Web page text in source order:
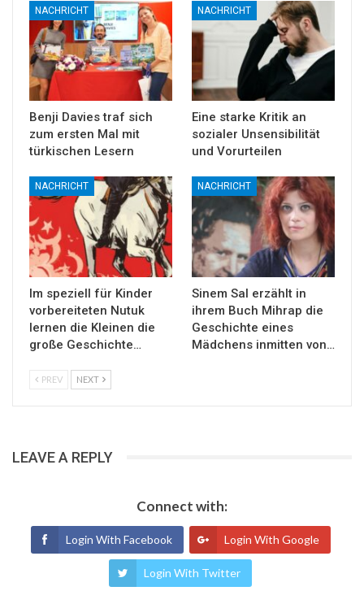
NACHRICHT
Benji Davies traf sich
zum ersten Mal mit
türkischen Lesern
NACHRICHT
Eine starke Kritik an
sozialer Unsensibilität
und Vorurteilen
NACHRICHT
Im speziell für Kinder
vorbereiteten Nutuk
lernen die Kleinen die
große Geschichte…
NACHRICHT
Sinem Sal erzählt in
ihrem Buch Mihrap die
Geschichte eines
Mädchens inmitten von…
PREV NEXT
LEAVE A REPLY
Connect with:
Login With Facebook Login With Google
Login With Twitter